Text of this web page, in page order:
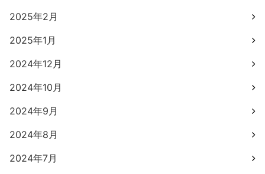
2025年2月
2025年1月
2024年12月
2024年10月
2024年9月
2024年8月
2024年7月